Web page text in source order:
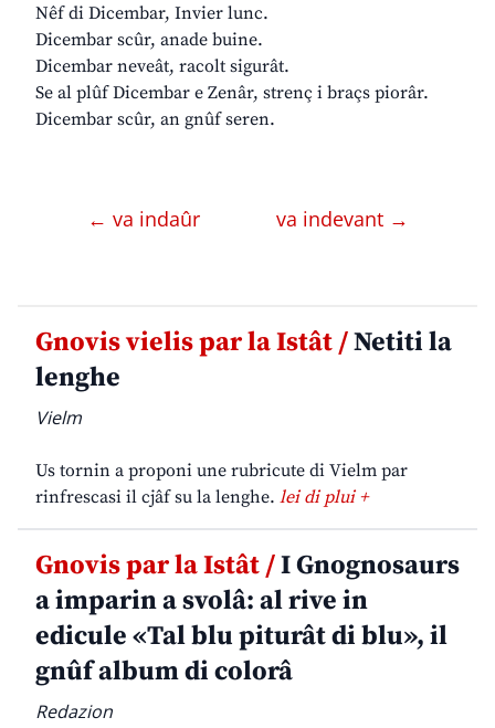
Nêf di Dicembar, Invier lunc.
Dicembar scûr, anade buine.
Dicembar neveât, racolt sigurât.
Se al plûf Dicembar e Zenâr, strenç i braçs piorâr.
Dicembar scûr, an gnûf seren.
← va indaûr va indevant →
Gnovis vielis par la Istât /Netiti la
lenghe
Vielm
Us tornin a proponi une rubricute di Vielm par
rinfrescasi il cjâf su la lenghe. lei di plui +
Gnovis par la Istât /I Gnognosaurs
a imparin a svolâ: al rive in
edicule «Tal blu piturât di blu», il
gnûf album di colorâ
Redazion